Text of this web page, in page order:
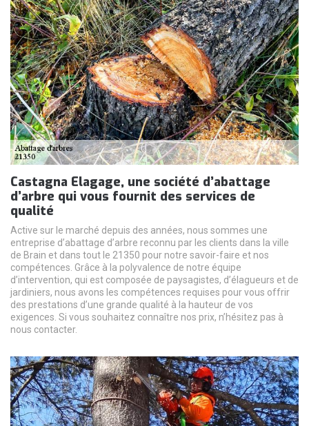
Castagna Elagage, une société d’abattage
d’arbre qui vous fournit des services de
qualité
Active sur le marché depuis des années, nous sommes une
entreprise d’abattage d’arbre reconnu par les clients dans la ville
de Brain et dans tout le 21350 pour notre savoir-faire et nos
compétences. Grâce à la polyvalence de notre équipe
d’intervention, qui est composée de paysagistes, d’élagueurs et de
jardiniers, nous avons les compétences requises pour vous offrir
des prestations d’une grande qualité à la hauteur de vos
exigences. Si vous souhaitez connaître nos prix, n’hésitez pas à
nous contacter.